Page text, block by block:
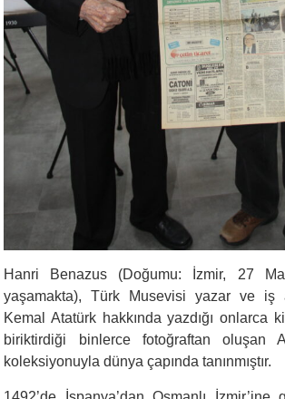
Hanri Benazus (Doğumu: İzmir, 27
yaşamakta), Türk Musevisi yazar ve iş
Kemal Atatürk hakkında yazdığı onlarca
biriktirdiği binlerce fotoğraftan oluşan
koleksiyonuyla dünya çapında tanınmıştır.